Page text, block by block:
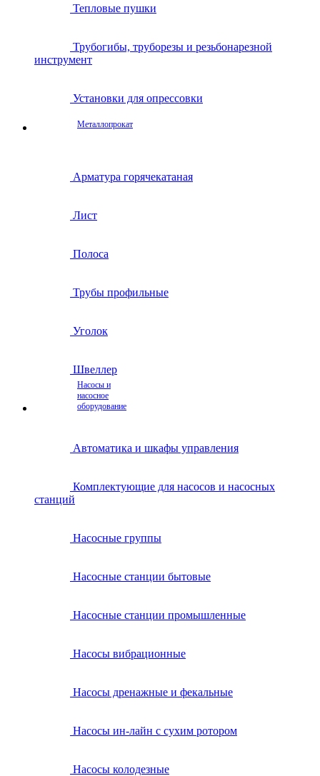
Тепловые пушки
Трубогибы, труборезы и резьбонарезной
инструмент
Установки для опрессовки
Металлопрокат
Арматура горячекатаная
Лист
Полоса
Трубы профильные
Уголок
Швеллер
Насосы и
насосное
оборудование
Автоматика и шкафы управления
Комплектующие для насосов и насосных
станций
Насосные группы
Насосные станции бытовые
Насосные станции промышленные
Насосы вибрационные
Насосы дренажные и фекальные
Насосы ин-лайн с сухим ротором
Насосы колодезные